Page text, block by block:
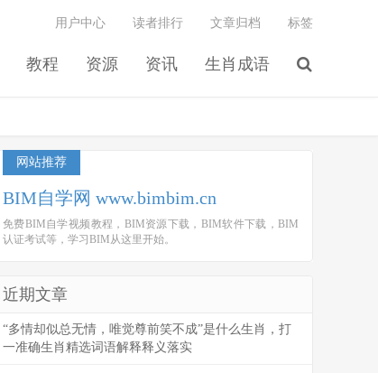
教程 资源 资讯 生肖成语
用户中心 读者排行 文章归档 标签
网站推荐
BIM自学网 www.bimbim.cn
免费BIM自学视频教程，BIM资源下载，BIM软件下载，BIM
认证考试等，学习BIM从这里开始。
近期文章
“多情却似总无情，唯觉尊前笑不成”是什么生肖，打
一准确生肖精选词语解释释义落实